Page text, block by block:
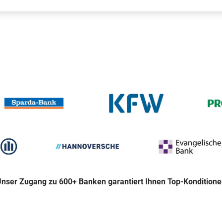
Zugang zu 600+ Banken garantiert Ihnen Top-